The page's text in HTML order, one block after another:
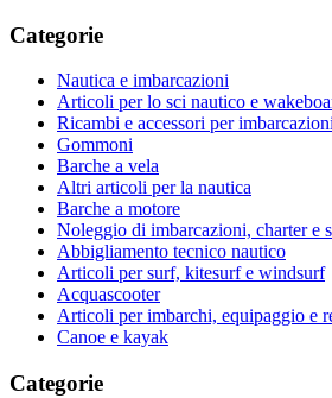
Categorie
Nautica e imbarcazioni
Articoli per lo sci nautico e
Ricambi e accessori per imbarcazioni
Gommoni
Barche a vela
Altri articoli per la nautica
Barche a motore
Noleggio di imbarcazioni, charter e
Abbigliamento tecnico nautico
Articoli per surf, kitesurf e windsurf
Acquascooter
Articoli per imbarchi, equipaggio e
Canoe e kayak
Categorie